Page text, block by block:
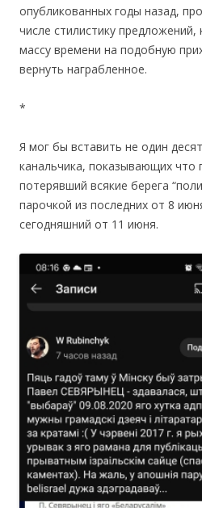
опубликованных годы назад,
числе стилистику
массу времени на подобную
вернуть награбленное.
*
Я мог бы вставить не один
канальчика, показывающих что
потерявший всякие берега
парочкой из последних от 8
сегодняшний от 11 июня.